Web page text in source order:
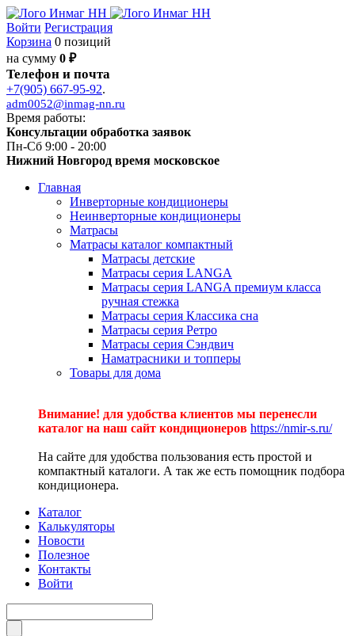
Войти Регистрация
Корзина 0 позиций
на сумму 0 ₽
Телефон и почта
+7(905) 667-95-92.
adm0052@inmag-nn.ru
Время работы:
Консультации обработка заявок
Пн-Сб 9:00 - 20:00
Нижний Новгород время московское
Главная
Инверторные кондиционеры
Неинверторные кондиционеры
Матрасы
Матрасы каталог компактный
Матрасы детские
Матрасы серия LANGA
Матрасы серия LANGA премиум класса
ручная стежка
Матрасы серия Классика сна
Матрасы серия Ретро
Матрасы серия Сэндвич
Наматрасники и топперы
Товары для дома
Внимание! для удобства клиентов мы перенесли
каталог на наш сайт кондиционеров https://nmir-s.ru/
На сайте для удобства пользования есть простой и
компактный каталоги. А так же есть помощник подбора
кондиционера.
Каталог
Калькуляторы
Новости
Полезное
Контакты
Войти